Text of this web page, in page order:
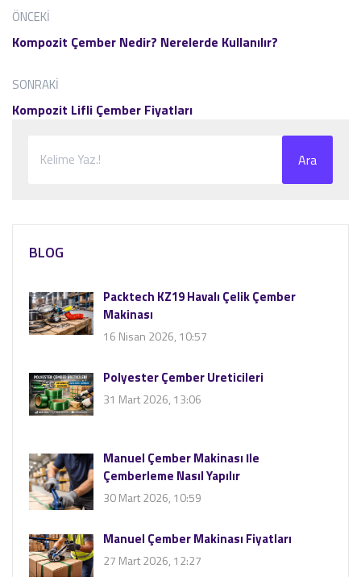
ÖNCEKI
Kompozit Çember Nedir? Nerelerde Kullanılır?
SONRAKI
Kompozit Lifli Çember Fiyatları
Ara
BLOG
Packtech KZ19 Havalı Çelik Çember
Makinası
16 Nisan 2026, 10:57
Polyester Çember Üreticileri
31 Mart 2026, 13:06
Manuel Çember Makinası İle
Çemberleme Nasıl Yapılır
30 Mart 2026, 10:59
Manuel Çember Makinası Fiyatları
27 Mart 2026, 12:27